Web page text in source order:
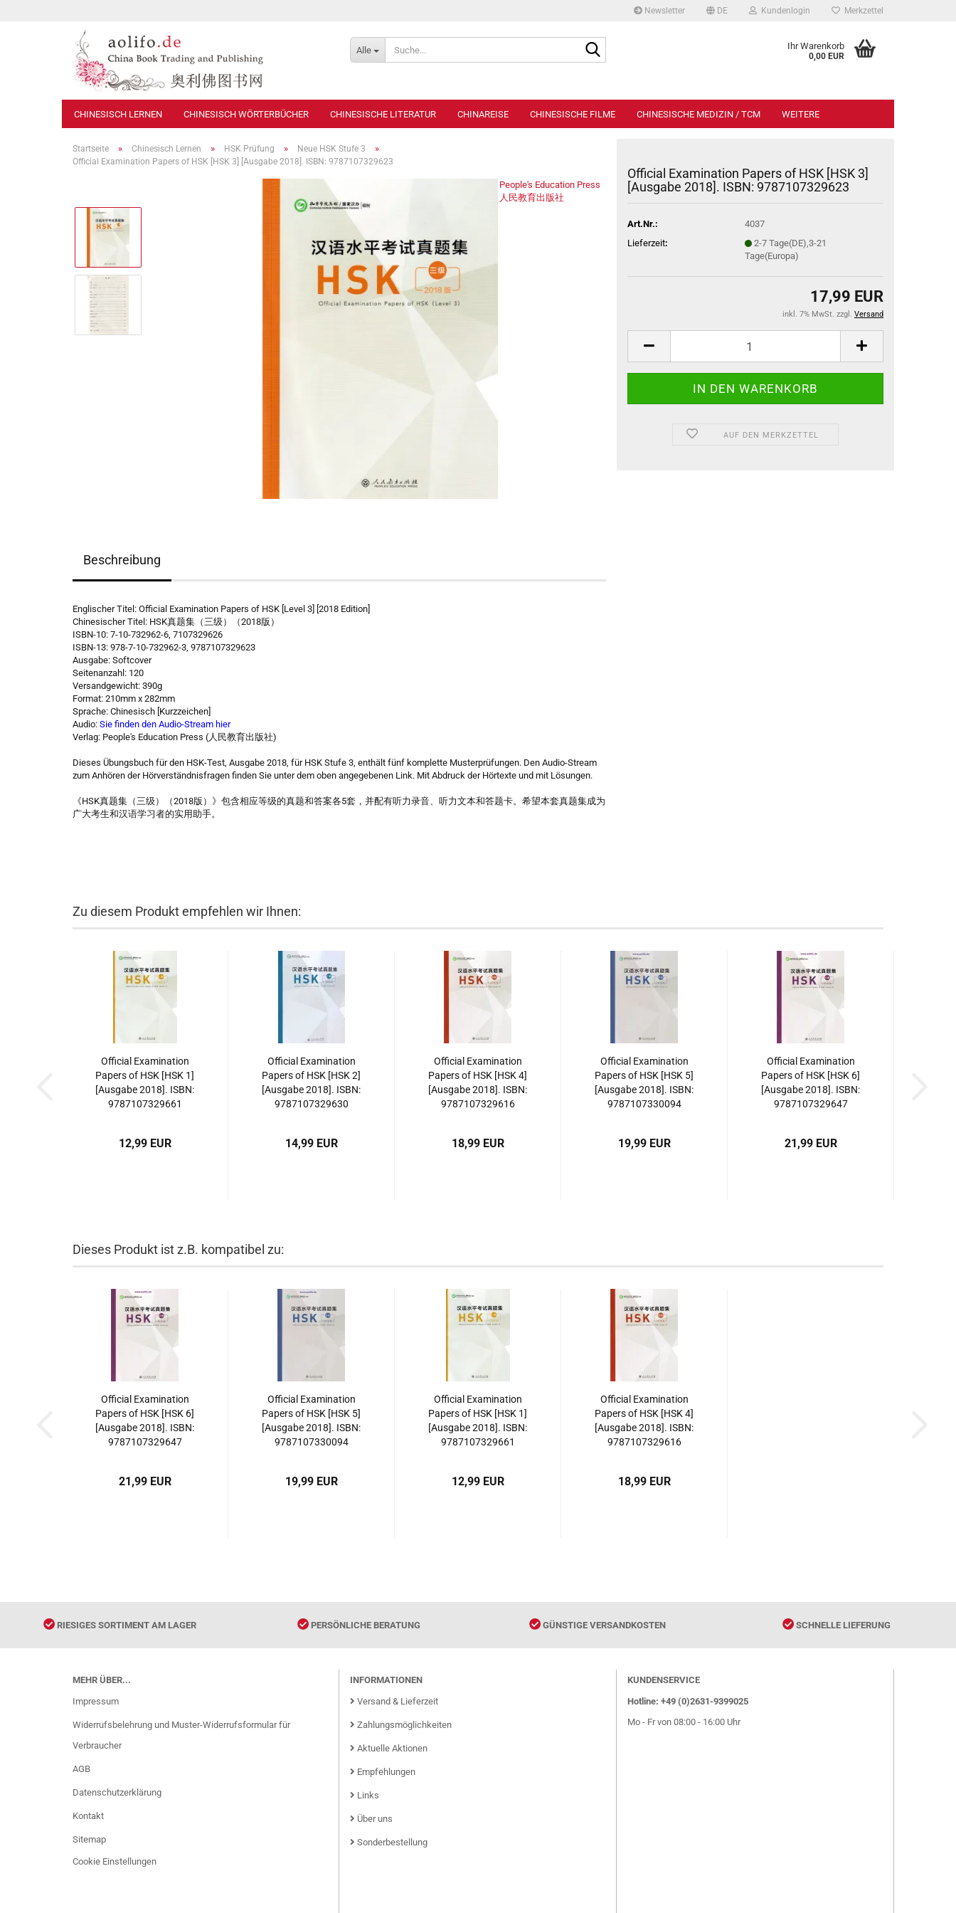
Newsletter DE Kundenlogin Merkzettel
Alle Ihr Warenkorb
0,00 EUR
CHINESISCH LERNEN CHINESISCH WÖRTERBÜCHER CHINESISCHE LITERATUR CHINAREISE CHINESISCHE FILME CHINESISCHE MEDIZIN / TCM WEITERE
Startseite » Chinesisch Lernen » HSK Prüfung » Neue HSK Stufe 3 »
Official Examination Papers of HSK [HSK 3] [Ausgabe 2018]. ISBN: 9787107329623
People's Education Press
人民教育出版社
Official Examination Papers of HSK [HSK 3]
[Ausgabe 2018]. ISBN: 9787107329623
Art.Nr.:
4037
Lieferzeit:
2-7 Tage(DE),3-21
Tage(Europa)
17,99 EUR
inkl. 7% MwSt. zzgl. Versand
AUF DEN MERKZETTEL
Beschreibung
Englischer Titel: Official Examination Papers of HSK [Level 3] [2018 Edition]
Chinesischer Titel: HSK真题集（三级）（2018版）
ISBN-10: 7-10-732962-6, 7107329626
ISBN-13: 978-7-10-732962-3, 9787107329623
Ausgabe: Softcover
Seitenanzahl: 120
Versandgewicht: 390g
Format: 210mm x 282mm
Sprache: Chinesisch [Kurzzeichen]
Audio: Sie finden den Audio-Stream hier
Verlag: People's Education Press (人民教育出版社)
Dieses Übungsbuch für den HSK-Test, Ausgabe 2018, für HSK Stufe 3, enthält fünf komplette Musterprüfungen. Den Audio-Stream
zum Anhören der Hörverständnisfragen finden Sie unter dem oben angegebenen Link. Mit Abdruck der Hörtexte und mit Lösungen.
《HSK真题集（三级）（2018版）》包含相应等级的真题和答案各5套，并配有听力录音、听力文本和答题卡。希望本套真题集成为
广大考生和汉语学习者的实用助手。
Zu diesem Produkt empfehlen wir Ihnen:
Official Examination
Papers of HSK [HSK 1]
[Ausgabe 2018]. ISBN:
9787107329661
12,99 EUR
Official Examination
Papers of HSK [HSK 2]
[Ausgabe 2018]. ISBN:
9787107329630
14,99 EUR
Official Examination
Papers of HSK [HSK 4]
[Ausgabe 2018]. ISBN:
9787107329616
18,99 EUR
Official Examination
Papers of HSK [HSK 5]
[Ausgabe 2018]. ISBN:
9787107330094
19,99 EUR
Official Examination
Papers of HSK [HSK 6]
[Ausgabe 2018]. ISBN:
9787107329647
21,99 EUR
Dieses Produkt ist z.B. kompatibel zu:
Official Examination
Papers of HSK [HSK 6]
[Ausgabe 2018]. ISBN:
9787107329647
21,99 EUR
Official Examination
Papers of HSK [HSK 5]
[Ausgabe 2018]. ISBN:
9787107330094
19,99 EUR
Official Examination
Papers of HSK [HSK 1]
[Ausgabe 2018]. ISBN:
9787107329661
12,99 EUR
Official Examination
Papers of HSK [HSK 4]
[Ausgabe 2018]. ISBN:
9787107329616
18,99 EUR
RIESIGES SORTIMENT AM LAGER PERSÖNLICHE BERATUNG GÜNSTIGE VERSANDKOSTEN SCHNELLE LIEFERUNG
MEHR ÜBER...
Impressum
Widerrufsbelehrung und Muster-Widerrufsformular für
Verbraucher
AGB
Datenschutzerklärung
Kontakt
Sitemap
Cookie Einstellungen
INFORMATIONEN
Versand & Lieferzeit
Zahlungsmöglichkeiten
Aktuelle Aktionen
Empfehlungen
Links
Über uns
Sonderbestellung
KUNDENSERVICE
Hotline: +49 (0)2631-9399025
Mo - Fr von 08:00 - 16:00 Uhr